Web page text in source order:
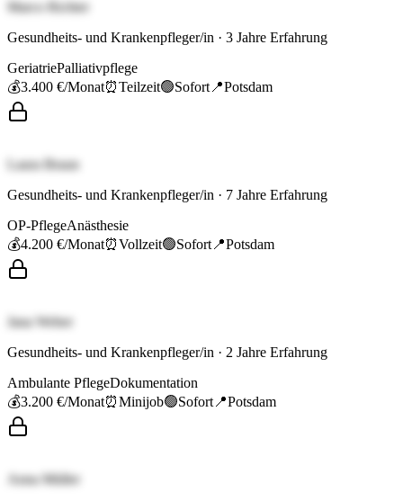
Marco Richter
Gesundheits- und Krankenpfleger/in · 3 Jahre Erfahrung
GeriatriePalliativpflege
💰3.400 €/Monat⏰Teilzeit🟢Sofort 📍Potsdam
Laura Braun
Gesundheits- und Krankenpfleger/in · 7 Jahre Erfahrung
OP-PflegeAnästhesie
💰4.200 €/Monat⏰Vollzeit🟢Sofort 📍Potsdam
Jana Weber
Gesundheits- und Krankenpfleger/in · 2 Jahre Erfahrung
Ambulante PflegeDokumentation
💰3.200 €/Monat⏰Minijob🟢Sofort 📍Potsdam
Anna Müller